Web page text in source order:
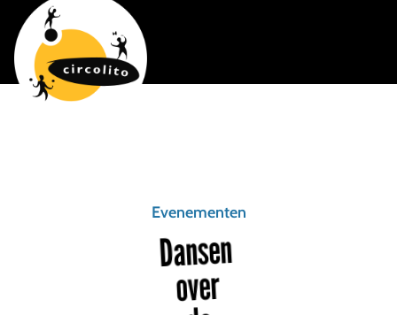
Evenementen
Dansen
over